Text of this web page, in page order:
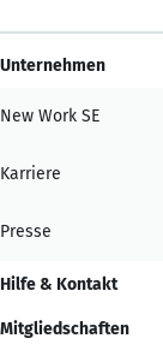
Unternehmen
New Work SE
Karriere
Presse
Hilfe & Kontakt
Mitgliedschaften